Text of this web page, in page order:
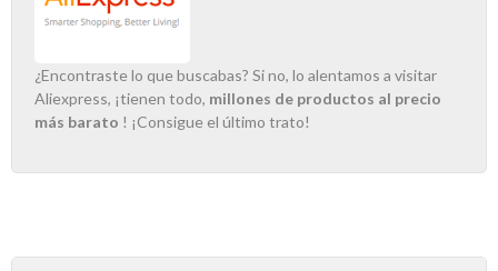
¿Encontraste lo que buscabas? Si no, lo alentamos a visitar
Aliexpress, ¡tienen todo, millones de productos al precio
más barato ! ¡Consigue el último trato!